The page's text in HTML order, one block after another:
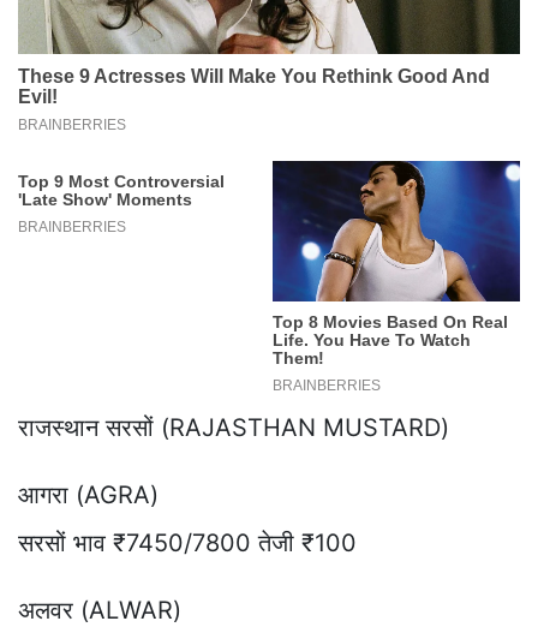
राजस्थान सरसों (RAJASTHAN MUSTARD)
आगरा (AGRA)
सरसों भाव ₹7450/7800 तेजी ₹100
अलवर (ALWAR)